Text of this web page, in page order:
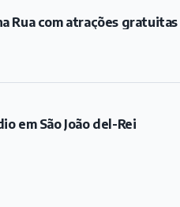
Rua com atrações gratuitas
em São João del-Rei